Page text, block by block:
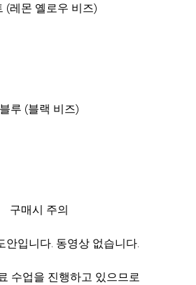
(레몬 옐로우 비즈)
블루 (블랙 비즈)
구매시 주의
안입니다. 동영상 없습니다.
수업을 진행하고 있으므로